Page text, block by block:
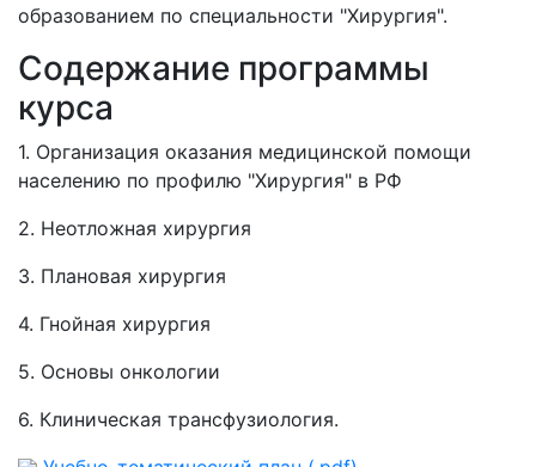
образованием по специальности "Хирургия".
Содержание программы
курса
1. Организация оказания медицинской помощи
населению по профилю "Хирургия" в РФ
2. Неотложная хирургия
3. Плановая хирургия
4. Гнойная хирургия
5. Основы онкологии
6. Клиническая трансфузиология.